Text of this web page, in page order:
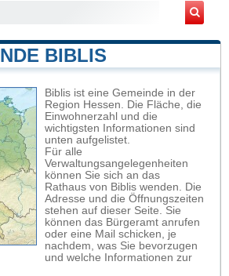
BIBLIS
Biblis ist eine Gemeinde in der
Region Hessen. Die Fläche, die
Einwohnerzahl und die
wichtigsten Informationen sind
unten aufgelistet.
Für alle
Verwaltungsangelegenheiten
können Sie sich an das
Rathaus von Biblis wenden. Die
Adresse und die Öffnungszeiten
stehen auf dieser Seite. Sie
können das Bürgeramt anrufen
oder eine Mail schicken, je
nachdem, was Sie bevorzugen
und welche Informationen zur